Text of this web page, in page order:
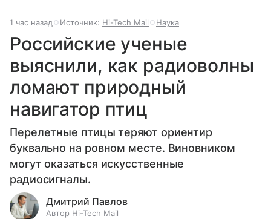
1 час назад Источник: Hi-Tech Mail Наука
Российские ученые
выяснили, как радиоволны
ломают природный
навигатор птиц
Перелетные птицы теряют ориентир
буквально на ровном месте. Виновником
могут оказаться искусственные
радиосигналы.
Дмитрий Павлов
Автор Hi-Tech Mail